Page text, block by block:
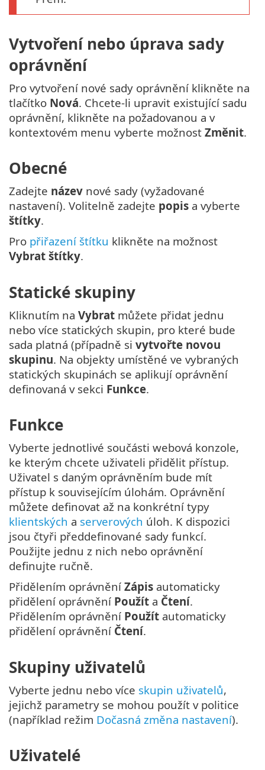
Vytvoření nebo úprava sady
oprávnění
Pro vytvoření nové sady oprávnění klikněte na
tlačítko Nová. Chcete-li upravit existující sadu
oprávnění, klikněte na požadovanou a v
kontextovém menu vyberte možnost Změnit.
Obecné
Zadejte název nové sady (vyžadované
nastavení). Volitelně zadejte popis a vyberte
štítky.
Pro přiřazení štítku klikněte na možnost
Vybrat štítky.
Statické skupiny
Kliknutím na Vybrat můžete přidat jednu
nebo více statických skupin, pro které bude
sada platná (případně si vytvořte novou
skupinu. Na objekty umístěné ve vybraných
statických skupinách se aplikují oprávnění
definovaná v sekci Funkce.
Funkce
Vyberte jednotlivé součásti webová konzole,
ke kterým chcete uživateli přidělit přístup.
Uživatel s daným oprávněním bude mít
přístup k souvisejícím úlohám. Oprávnění
můžete definovat až na konkrétní typy
klientských a serverových úloh. K dispozici
jsou čtyři předdefinované sady funkcí.
Použijte jednu z nich nebo oprávnění
definujte ručně.
Přidělením oprávnění Zápis automaticky
přidělení oprávnění Použít a Čtení.
Přidělením oprávnění Použít automaticky
přidělení oprávnění Čtení.
Skupiny uživatelů
Vyberte jednu nebo více skupin uživatelů,
jejichž parametry se mohou použít v politice
(například režim Dočasná změna nastavení).
Uživatelé